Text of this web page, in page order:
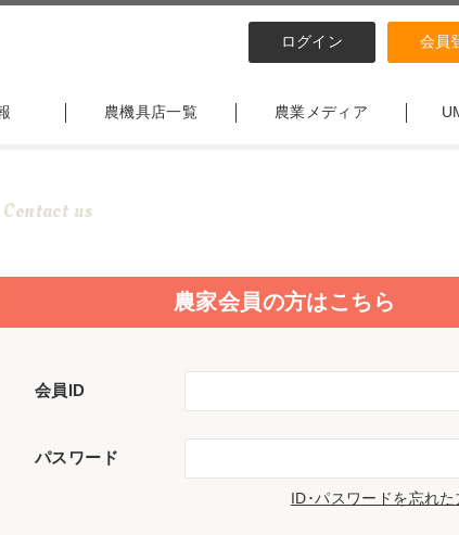
ログイン 会員
農機具店一覧 農業メディア
us
農家会員の方はこちら
会員ID
パスワード
ID･パスワードを忘れた